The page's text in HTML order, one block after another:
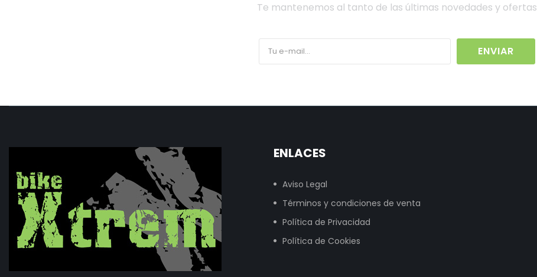
Te mantenemos al tanto de las últimas novedades y ofertas
ENVIAR
ENLACES
Aviso Legal
Términos y condiciones de venta
Política de Privacidad
Política de Cookies